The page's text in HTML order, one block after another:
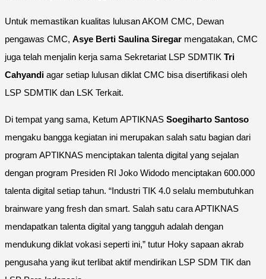
Untuk memastikan kualitas lulusan AKOM CMC, Dewan
pengawas CMC, Asye Berti Saulina Siregar mengatakan, CMC
juga telah menjalin kerja sama Sekretariat LSP SDMTIK Tri
Cahyandi agar setiap lulusan diklat CMC bisa disertifikasi oleh
LSP SDMTIK dan LSK Terkait.
Di tempat yang sama, Ketum APTIKNAS Soegiharto Santoso
mengaku bangga kegiatan ini merupakan salah satu bagian dari
program APTIKNAS menciptakan talenta digital yang sejalan
dengan program Presiden RI Joko Widodo menciptakan 600.000
talenta digital setiap tahun. “Industri TIK 4.0 selalu membutuhkan
brainware yang fresh dan smart. Salah satu cara APTIKNAS
mendapatkan talenta digital yang tangguh adalah dengan
mendukung diklat vokasi seperti ini,” tutur Hoky sapaan akrab
pengusaha yang ikut terlibat aktif mendirikan LSP SDM TIK dan